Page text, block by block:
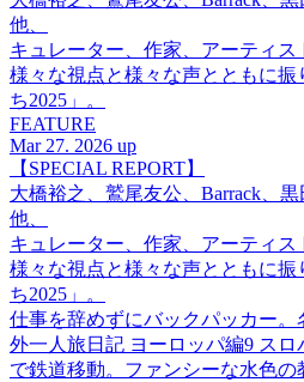
他、
キュレーター、作家、アーティ
様々な視点と様々な声とともに
ち2025」。
FEATURE
Mar 27. 2026 up
【SPECIAL REPORT】
大橋裕之、鷲尾友公、Barrack、
他、
キュレーター、作家、アーティ
様々な視点と様々な声とともに
ち2025」。
仕事を辞めずにバックパッカー
外一人旅日記 ヨーロッパ編9 スロ
で鉄道移動。ファンシーな水色